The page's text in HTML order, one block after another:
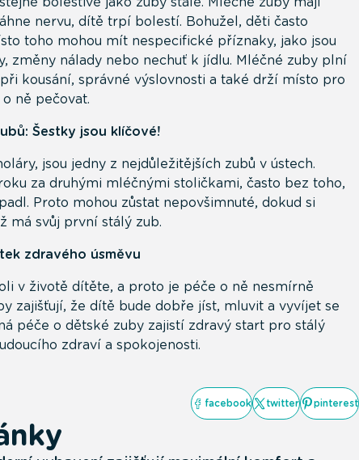
nervu, dítě trpí bolestí. Bohužel, děti často
toho mohou mít nespecifické příznaky, jako jsou
změny nálady nebo nechuť k jídlu. Mléčné zuby plní
kousání, správné výslovnosti a také drží místo pro
ně pečovat.
Šestky jsou klíčové!
jsou jedny z nejdůležitějších zubů v ústech.
za druhými mléčnými stoličkami, často bez toho,
Proto mohou zůstat nepovšimnuté, dokud si
má svůj první stálý zub.
zdravého úsměvu
v životě dítěte, a proto je péče o ně nesmírně
zajišťují, že dítě bude dobře jíst, mluvit a vyvíjet se
péče o dětské zuby zajistí zdravý start pro stálý
zdraví a spokojenosti.
facebook twitter pinterest